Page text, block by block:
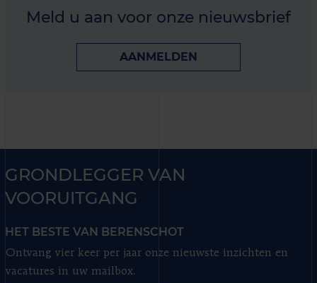
Meld u aan voor onze nieuwsbrief
AANMELDEN
GRONDLEGGER VAN
VOORUITGANG
HET BESTE VAN BERENSCHOT
Ontvang vier keer per jaar onze nieuwste inzichten en
vacatures in uw mailbox.